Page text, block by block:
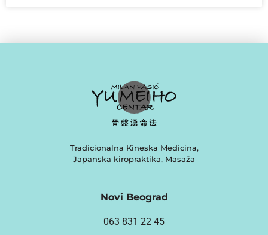
Tradicionalna Kineska Medicina,
Japanska kiropraktika, Masaža
Novi Beograd
063 831 22 45